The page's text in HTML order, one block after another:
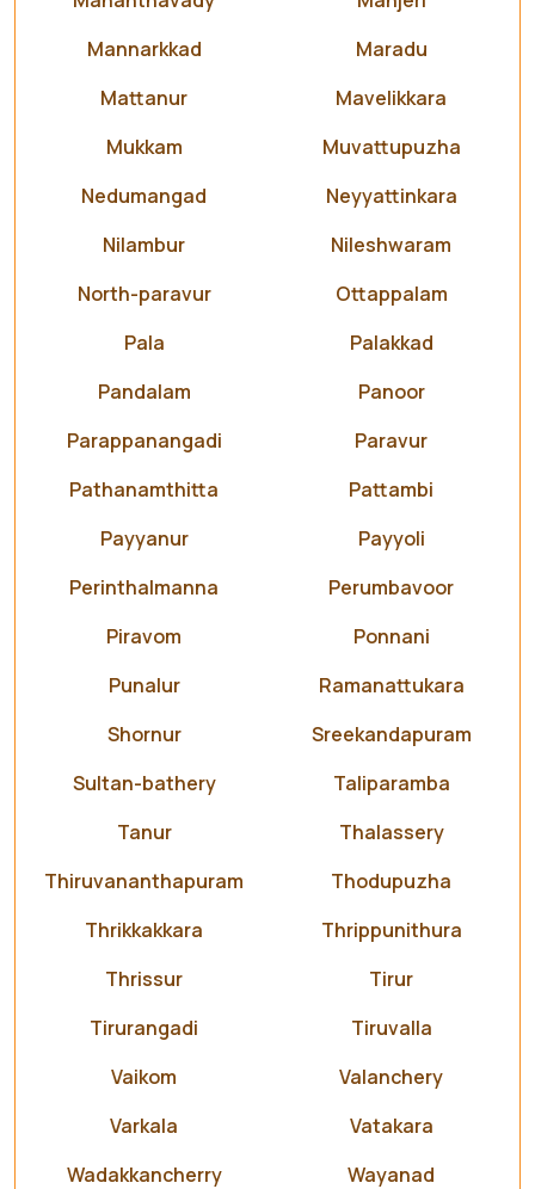
Mannarkkad
Maradu
Mattanur
Mavelikkara
Mukkam
Muvattupuzha
Nedumangad
Neyyattinkara
Nilambur
Nileshwaram
North-paravur
Ottappalam
Pala
Palakkad
Pandalam
Panoor
Parappanangadi
Paravur
Pathanamthitta
Pattambi
Payyanur
Payyoli
Perinthalmanna
Perumbavoor
Piravom
Ponnani
Punalur
Ramanattukara
Shornur
Sreekandapuram
Sultan-bathery
Taliparamba
Tanur
Thalassery
Thiruvananthapuram
Thodupuzha
Thrikkakkara
Thrippunithura
Thrissur
Tirur
Tirurangadi
Tiruvalla
Vaikom
Valanchery
Varkala
Vatakara
Wadakkancherry
Wayanad